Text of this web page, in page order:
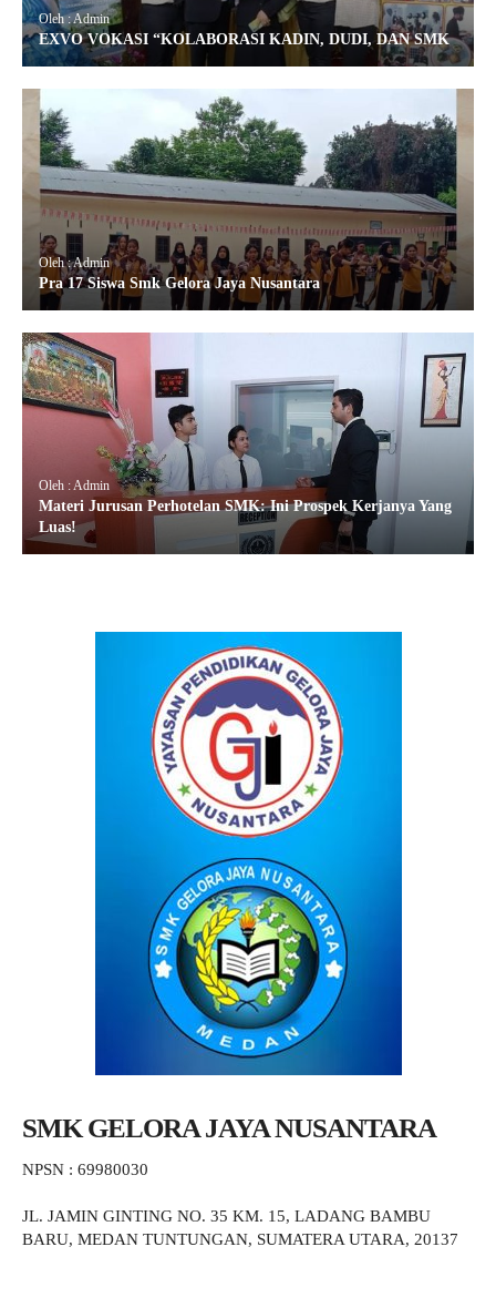
Oleh : Admin
EXVO VOKASI “KOLABORASI KADIN, DUDI, DAN SMK
Oleh : Admin
Pra 17 Siswa Smk Gelora Jaya Nusantara
Oleh : Admin
Materi Jurusan Perhotelan SMK: Ini Prospek Kerjanya Yang
Luas!
SMK GELORA JAYA NUSANTARA
NPSN : 69980030
JL. JAMIN GINTING NO. 35 KM. 15, LADANG BAMBU
BARU, MEDAN TUNTUNGAN, SUMATERA UTARA, 20137